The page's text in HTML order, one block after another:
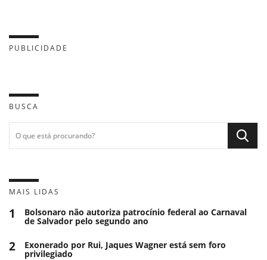
PUBLICIDADE
BUSCA
MAIS LIDAS
1 Bolsonaro não autoriza patrocínio federal ao Carnaval
de Salvador pelo segundo ano
2 Exonerado por Rui, Jaques Wagner está sem foro
privilegiado